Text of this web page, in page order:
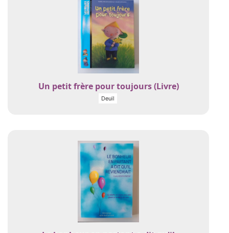
Un petit frère pour toujours (Livre)
Deuil